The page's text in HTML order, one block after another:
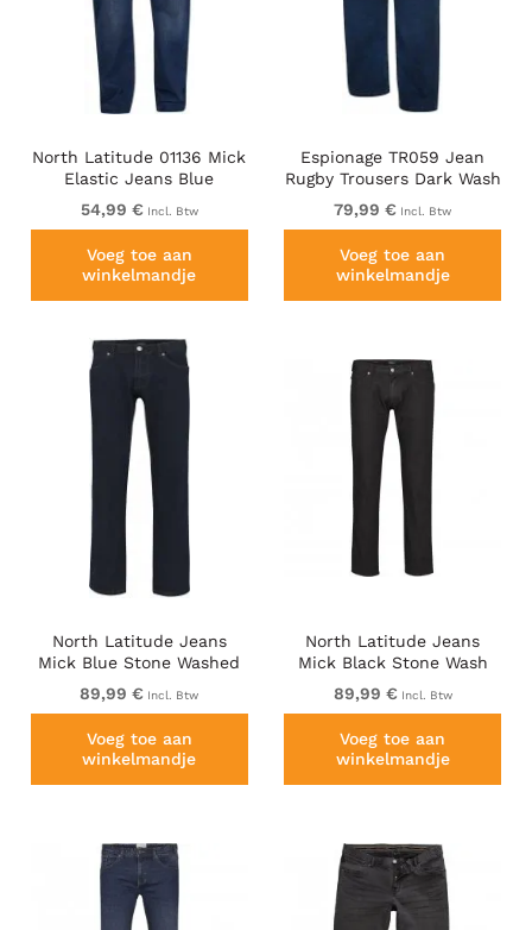
North Latitude 01136 Mick
Elastic Jeans Blue
54,99 € Incl. Btw
Voeg toe aan
winkelmandje
Espionage TR059 Jean
Rugby Trousers Dark Wash
79,99 € Incl. Btw
Voeg toe aan
winkelmandje
North Latitude Jeans
Mick Blue Stone Washed
89,99 € Incl. Btw
Voeg toe aan
winkelmandje
North Latitude Jeans
Mick Black Stone Wash
89,99 € Incl. Btw
Voeg toe aan
winkelmandje